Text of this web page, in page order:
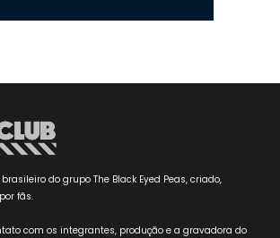
do grupo The Black Eyed Peas, criado,
fãs.
com os integrantes, produção e a gravadora do